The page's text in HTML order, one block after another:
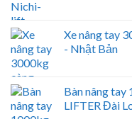
Xe nâng tay
- Nhật Bản
Bàn nâng tay
LIFTER Đài